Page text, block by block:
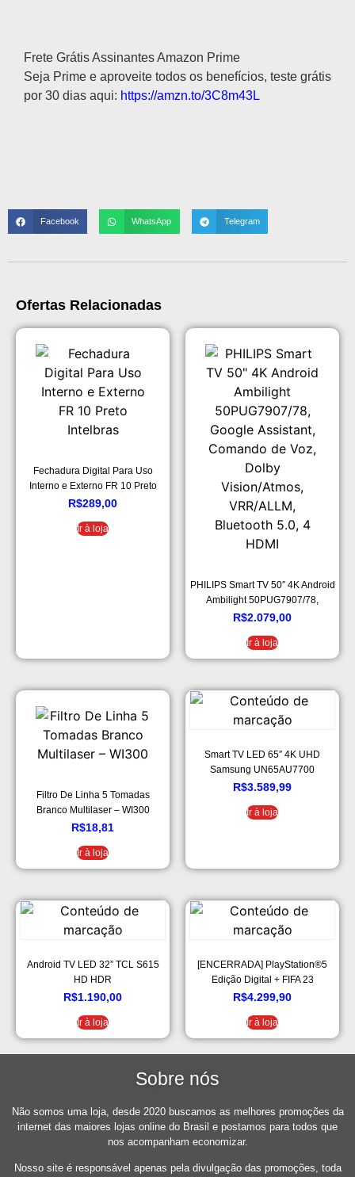
Frete Grátis Assinantes Amazon Prime
Seja Prime e aproveite todos os benefícios, teste grátis
por 30 dias aqui: https://amzn.to/3C8m43L
Facebook WhatsApp Telegram
Ofertas Relacionadas
Fechadura Digital Para Uso
Interno e Externo FR 10 Preto
Intelbras
R$289,00
Ir à loja
PHILIPS Smart TV 50″ 4K Android
Ambilight 50PUG7907/78,
Google Assistant, Comando de
VRR/ALLM, Bluetooth 5.0, 4
HDMI
R$2.079,00
Ir à loja
Filtro De Linha 5 Tomadas
Branco Multilaser – WI300
R$18,81
Ir à loja
Smart TV LED 65″ 4K UHD
Samsung UN65AU7700
R$3.589,99
Ir à loja
Android TV LED 32” TCL S615
HD HDR
R$1.190,00
Ir à loja
[ENCERRADA] PlayStation®5
Edição Digital + FIFA 23
R$4.299,90
Ir à loja
Sobre nós
Não somos uma loja, desde 2020 buscamos as melhores promoções da
internet das maiores lojas online do Brasil e postamos para todos que
nos acompanham economizar.
Nosso site é responsável apenas pela divulgação das promoções, toda